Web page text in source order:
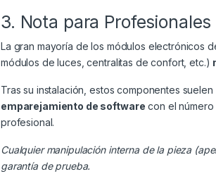
3. Nota para
La gran mayoría de los módulos electrónicos
módulos de luces, centralitas de confort, etc.)
Tras su instalación, estos componentes
emparejamiento de software con el
profesional.
Cualquier manipulación interna de la pieza
garantía de prueba.